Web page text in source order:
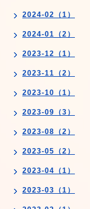
2024-02（1）
2024-01（2）
2023-12（1）
2023-11（2）
2023-10（1）
2023-09（3）
2023-08（2）
2023-05（2）
2023-04（1）
2023-03（1）